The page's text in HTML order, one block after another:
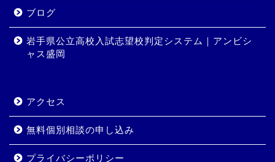
ブログ
岩手県公立高校入試志望校判定システム｜アンビシ
ャス盛岡
アクセス
無料個別相談の申し込み
プライバシーポリシー
コース・料金
岩手県公立高校入試志望校
判定システム｜アンビシャ